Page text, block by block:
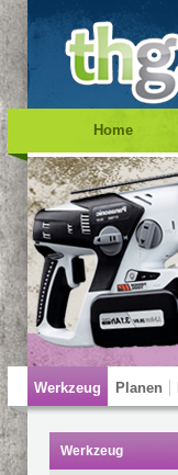
Home
Impressum
Werkzeug Planen
Test Navigation
Werkzeug